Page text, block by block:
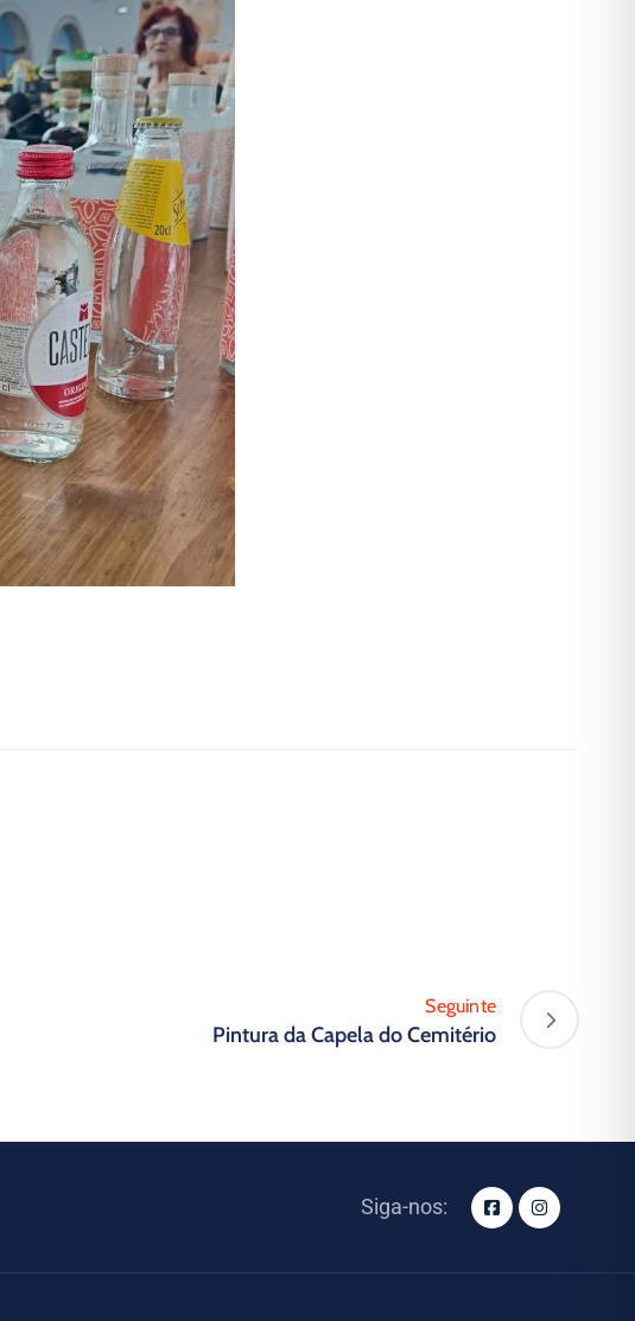
Seguinte
Pintura da Capela do Cemitério
Siga-nos: